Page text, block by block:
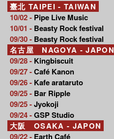
臺北 TAIPEI - TAIWAN
10/02 - Pipe Live Music
10/01 - Beasty Rock festival
09/30 - Beasty Rock festival
名古屋 NAGOYA - JAPON
09/28 - Kingbiscuit
09/27 -Café Kanon
09/26 - Kafe arataruto
09/25 - Bar Ripple
09/25 -Jyokoji
09/24 -GSP Studio
大阪 OSAKA - JAPON
09/22 - Earth Café